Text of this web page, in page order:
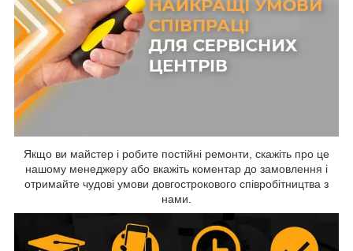
Якщо ви майстер і робите постійні ремонти, скажіть про це
нашому менеджеру або вкажіть коментар до замовлення і
отримайте чудові умови довгострокового співробітництва з
нами.